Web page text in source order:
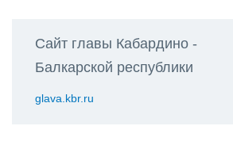
Сайт главы Кабардино -
Балкарской республики
glava.kbr.ru